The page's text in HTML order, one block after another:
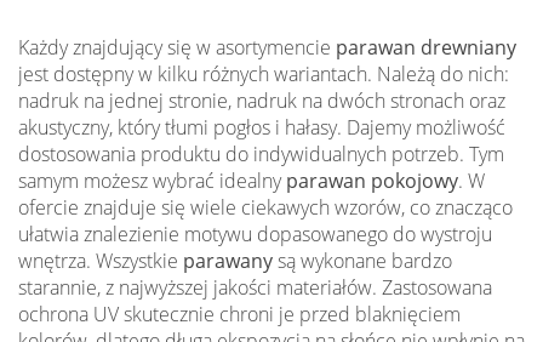
Każdy znajdujący się w asortymencie parawan drewniany
jest dostępny w kilku różnych wariantach. Należą do nich:
nadruk na jednej stronie, nadruk na dwóch stronach oraz
akustyczny, który tłumi pogłos i hałasy. Dajemy możliwość
dostosowania produktu do indywidualnych potrzeb. Tym
samym możesz wybrać idealnyparawan pokojowy. W
ofercie znajduje się wiele ciekawych wzorów, co znacząco
ułatwia znalezienie motywu dopasowanego do wystroju
wnętrza. Wszystkie parawanysą wykonane bardzo
starannie, z najwyższej jakości materiałów. Zastosowana
ochrona UV skutecznie chroni je przed blaknięciem